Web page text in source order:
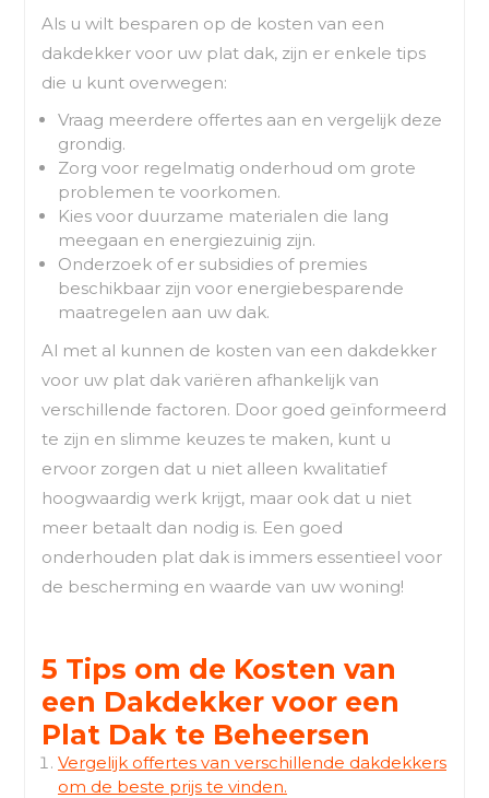
Als u wilt besparen op de kosten van een
dakdekker voor uw plat dak, zijn er enkele tips
die u kunt overwegen:
Vraag meerdere offertes aan en vergelijk deze
grondig.
Zorg voor regelmatig onderhoud om grote
problemen te voorkomen.
Kies voor duurzame materialen die lang
meegaan en energiezuinig zijn.
Onderzoek of er subsidies of premies
beschikbaar zijn voor energiebesparende
maatregelen aan uw dak.
Al met al kunnen de kosten van een dakdekker
voor uw plat dak variëren afhankelijk van
verschillende factoren. Door goed geïnformeerd
te zijn en slimme keuzes te maken, kunt u
ervoor zorgen dat u niet alleen kwalitatief
hoogwaardig werk krijgt, maar ook dat u niet
meer betaalt dan nodig is. Een goed
onderhouden plat dak is immers essentieel voor
de bescherming en waarde van uw woning!
5 Tips om de Kosten van
een Dakdekker voor een
Plat Dak te Beheersen
Vergelijk offertes van verschillende dakdekkers
om de beste prijs te vinden.